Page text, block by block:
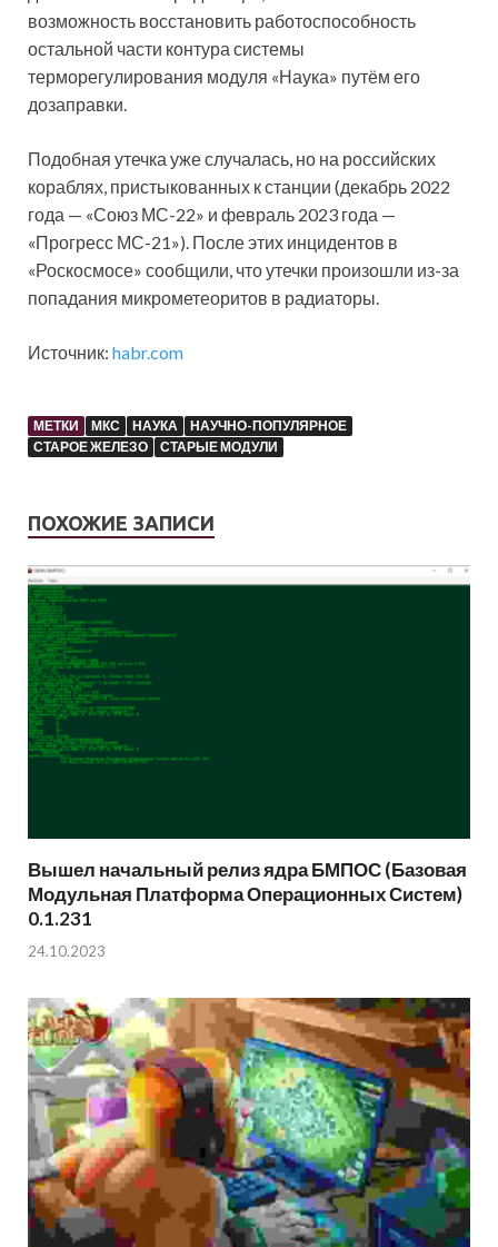
возможность восстановить работоспособность
остальной части контура системы
терморегулирования модуля «Наука» путём его
дозаправки.
Подобная утечка уже случалась, но на российских
кораблях, пристыкованных к станции (декабрь 2022
года — «Союз МС-22» и февраль 2023 года —
«Прогресс МС-21»). После этих инцидентов в
«Роскосмосе» сообщили, что утечки произошли из-за
попадания микрометеоритов в радиаторы.
Источник: habr.com
МЕТКИ МКС НАУКА
НАУЧНО-ПОПУЛЯРНОЕ
СТАРОЕ ЖЕЛЕЗО
СТАРЫЕ МОДУЛИ
ПОХОЖИЕ ЗАПИСИ
Вышел начальный релиз ядра БМПОС (Базовая
Модульная Платформа Операционных Систем)
0.1.231
24.10.2023